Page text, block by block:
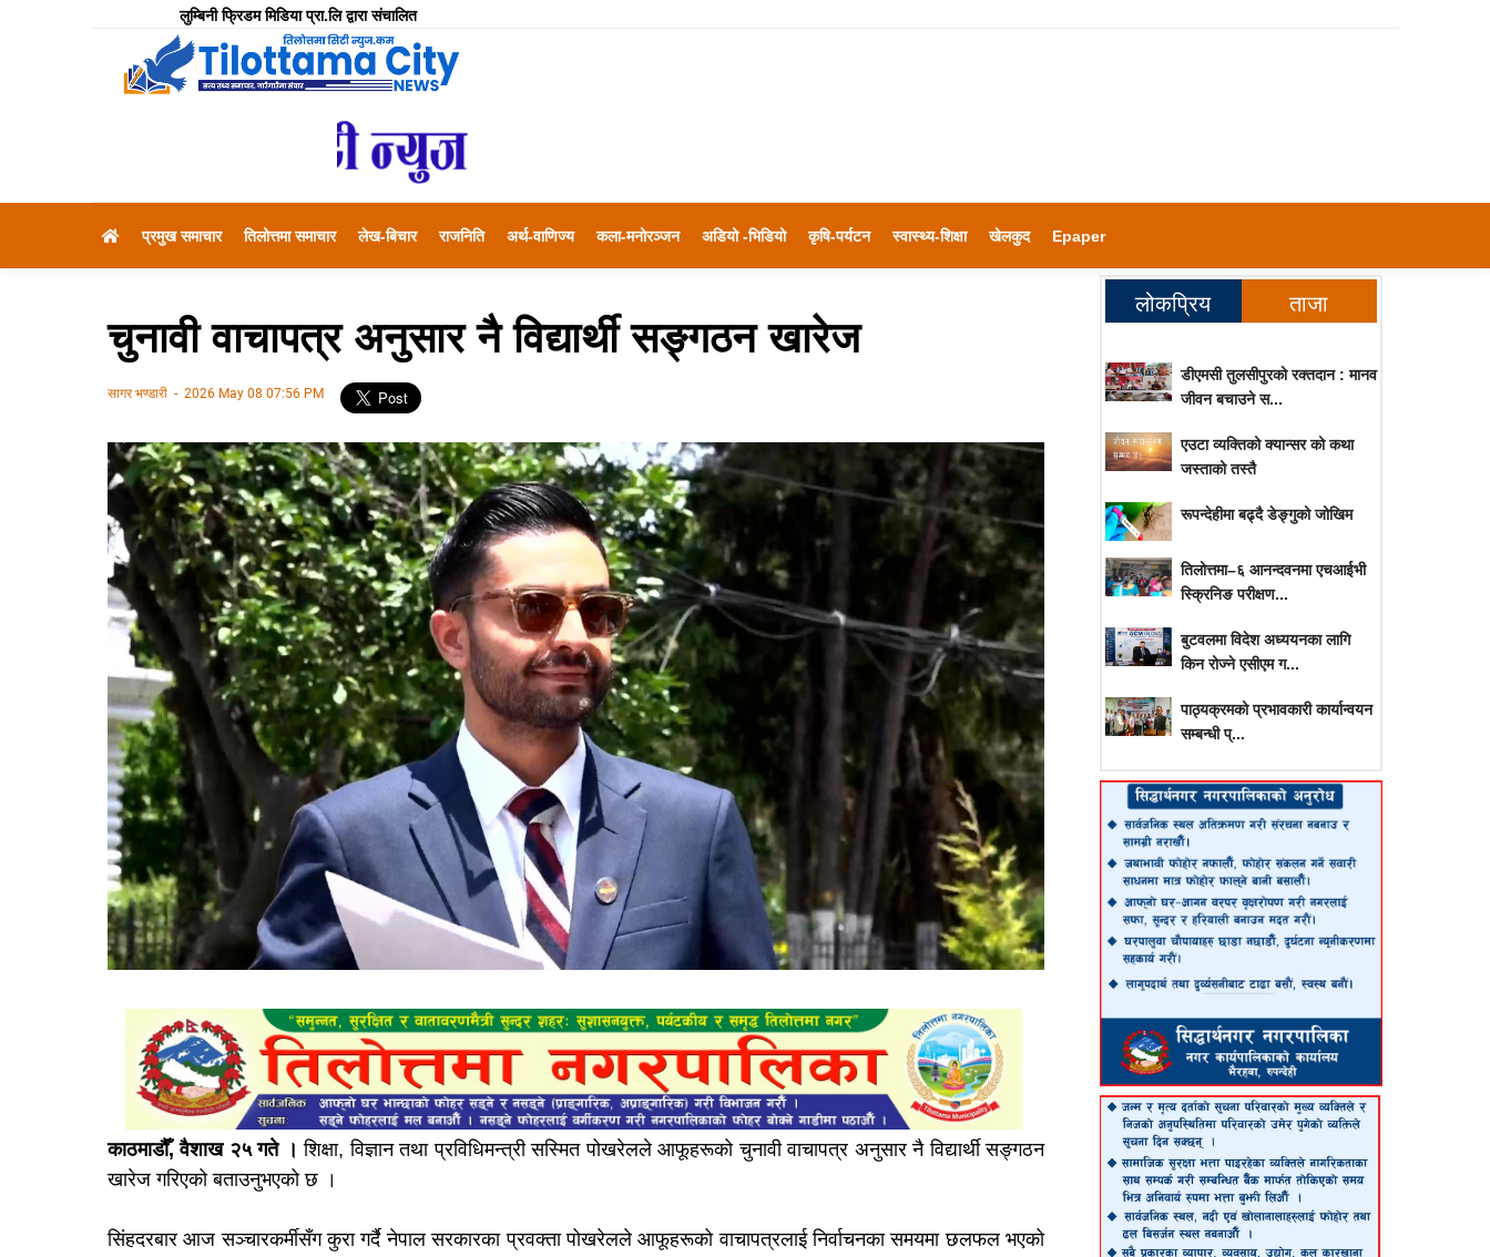
लुम्बिनी फ्रिडम मिडिया प्रा.लि द्वारा संचालित
प्रमुख समाचार तिलोत्तमा समाचार लेख-बिचार राजनिति अर्थ-वाणिज्य कला-मनोरञ्जन अडियो -भिडियो कृषि-पर्यटन स्वास्थ्य-शिक्षा खेलकुद Epaper
चुनावी वाचापत्र अनुसार नै विद्यार्थी सङ्गठन खारेज
सागर भण्डारी - 2026 May 08 07:56 PM
काठमाडौँ, वैशाख २५ गते । शिक्षा, विज्ञान तथा प्रविधिमन्त्री सस्मित पोखरेलले आफूहरूको चुनावी वाचापत्र अनुसार नै विद्यार्थी सङ्गठन
खारेज गरिएको बताउनुभएको छ ।
सिंहदरबार आज सञ्चारकर्मीसँग कुरा गर्दै नेपाल सरकारका प्रवक्ता पोखरेलले आफूहरूको वाचापत्रलाई निर्वाचनका समयमा छलफल भएको
लोकप्रिय ताजा
डीएमसी तुलसीपुरको रक्तदान : मानव
जीवन बचाउने स...
एउटा व्यक्तिको क्यान्सर को कथा
जस्ताको तस्तै
रूपन्देहीमा बढ्दै डेङ्गुको जोखिम
तिलोत्तमा–६ आनन्दवनमा एचआईभी
स्क्रिनिङ परीक्षण...
बुटवलमा विदेश अध्ययनका लागि
किन रोज्ने एसीएम ग...
पाठ्यक्रमको प्रभावकारी कार्यान्वयन
सम्बन्धी प्...